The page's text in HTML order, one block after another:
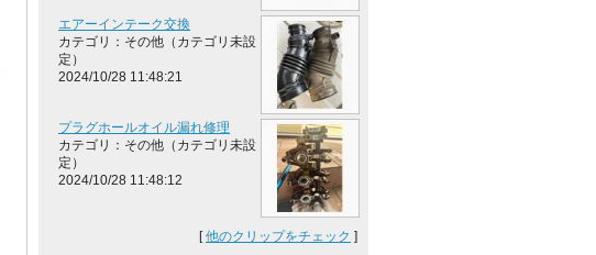
エアーインテーク交換
カテゴリ：その他（カテゴリ未設
定）
2024/10/28 11:48:21
プラグホールオイル漏れ修理
カテゴリ：その他（カテゴリ未設
定）
2024/10/28 11:48:12
[他のクリップをチェック ]